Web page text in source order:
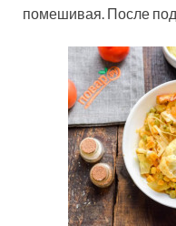
помешивая. После